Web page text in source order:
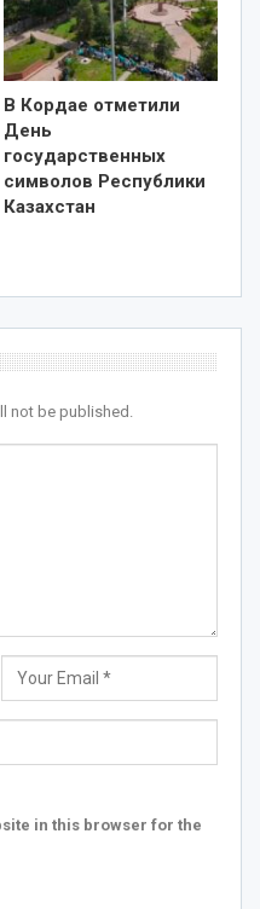
В Кордае отметили
День
государственных
символов Республики
Казахстан
not be published.
in this browser for the